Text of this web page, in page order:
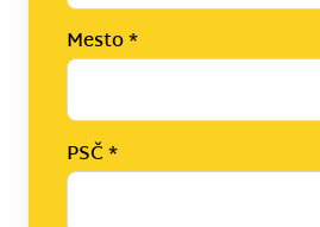
Mesto*
PSČ*